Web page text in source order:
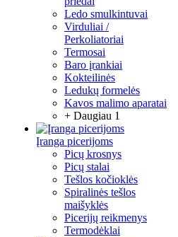
Ledo smulkintuvai
Virduliai /
Perkoliatoriai
Termosai
Baro įrankiai
Kokteilinės
Ledukų formelės
Kavos malimo aparatai
+ Daugiau 1
Įranga picerijoms
Picų krosnys
Picų stalai
Tešlos kočioklės
Spiralinės tešlos
maišyklės
Picerijų reikmenys
Termodėklai